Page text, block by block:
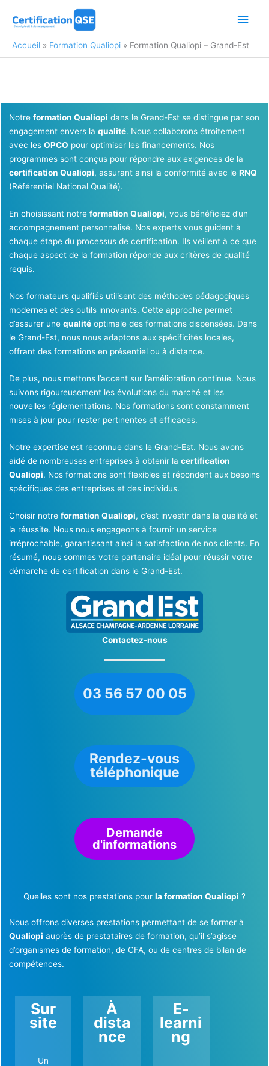
Accueil Formation Qualiopi Formation Qualiopi – Grand-Est
Notre formation Qualiopi dans le Grand-Est se distingue par son
engagement envers la qualité. Nous collaborons étroitement
avec les OPCO pour optimiser les financements. Nos
programmes sont conçus pour répondre aux exigences de la
certification Qualiopi, assurant ainsi la conformité avec le RNQ
(Référentiel National Qualité).
En choisissant notre formation Qualiopi, vous bénéficiez d’un
accompagnement personnalisé. Nos experts vous guident à
chaque étape du processus de certification. Ils veillent à ce que
chaque aspect de la formation réponde aux critères de qualité
requis.
Nos formateurs qualifiés utilisent des méthodes pédagogiques
modernes et des outils innovants. Cette approche permet
d’assurer une qualitéoptimale des formations dispensées. Dans
le Grand-Est, nous nous adaptons aux spécificités locales,
offrant des formations en présentiel ou à distance.
De plus, nous mettons l’accent sur l’amélioration continue. Nous
suivons rigoureusement les évolutions du marché et les
nouvelles réglementations. Nos formations sont constamment
mises à jour pour rester pertinentes et efficaces.
Notre expertise est reconnue dans le Grand-Est. Nous avons
aidé de nombreuses entreprises à obtenir la certification
Qualiopi. Nos formations sont flexibles et répondent aux besoins
spécifiques des entreprises et des individus.
Choisir notre formation Qualiopi, c’est investir dans la qualité et
la réussite. Nous nous engageons à fournir un service
irréprochable, garantissant ainsi la satisfaction de nos clients. En
résumé, nous sommes votre partenaire idéal pour réussir votre
démarche de certification dans le Grand-Est.
Contactez-nous
03 56 57 00 05
Rendez-vous
téléphonique
Demande
d'informations
Quelles sont nos prestations pour la formation Qualiopi ?
Nous offrons diverses prestations permettant de se former à
Qualiopi auprès de prestataires de formation, qu’il s’agisse
d’organismes de formation, de CFA, ou de centres de bilan de
compétences.
Sur
site
Un
À
dista
nce
E-
learni
ng